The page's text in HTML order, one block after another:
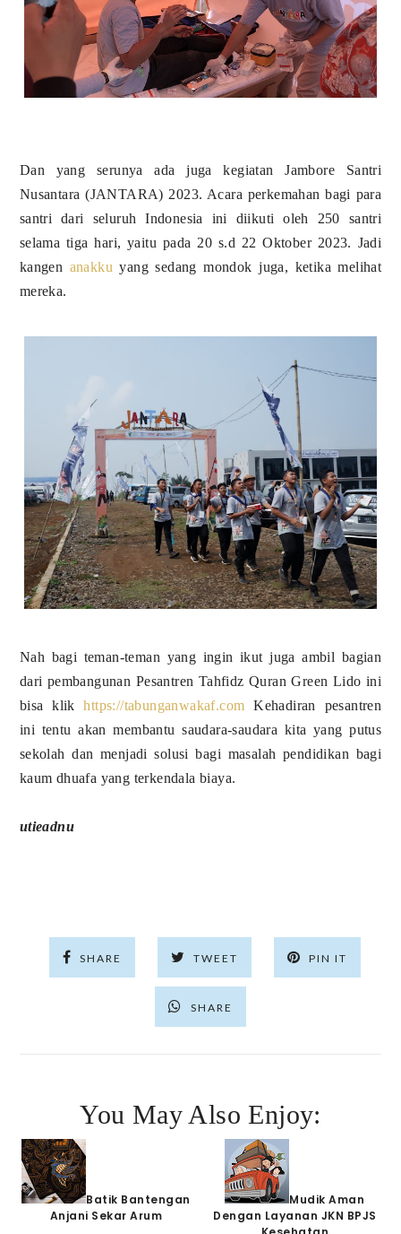
Dan yang serunya ada juga kegiatan Jambore Santri
Nusantara (JANTARA) 2023. Acara perkemahan bagi para
santri dari seluruh Indonesia ini diikuti oleh 250 santri
selama tiga hari, yaitu pada 20 s.d 22 Oktober 2023. Jadi
kangen anakku yang sedang mondok juga, ketika melihat
mereka.
Nah bagi teman-teman yang ingin ikut juga ambil bagian
dari pembangunan Pesantren Tahfidz Quran Green Lido ini
bisa klikhttps://tabunganwakaf.com Kehadiran pesantren
ini tentu akan membantu saudara-saudara kita yang putus
sekolah dan menjadi solusi bagi masalah pendidikan bagi
kaum dhuafa yang terkendala biaya.
utieadnu
SHARE TWEET PIN IT
SHARE
You May Also Enjoy:
Batik Bantengan
Anjani Sekar Arum
Mudik Aman
Dengan Layanan JKN BPJS